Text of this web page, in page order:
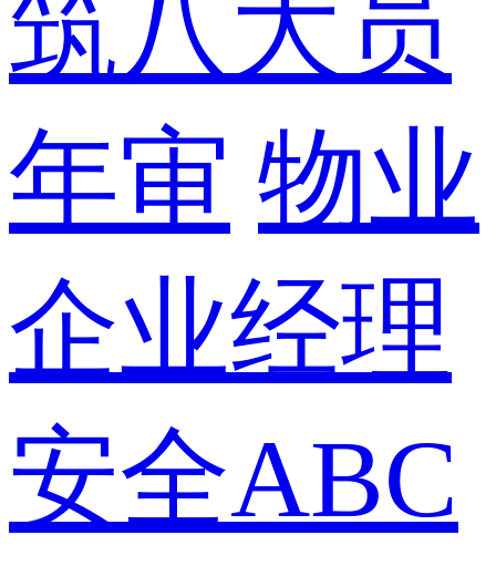
筑八大员
年审 物业
企业经理
安全ABC